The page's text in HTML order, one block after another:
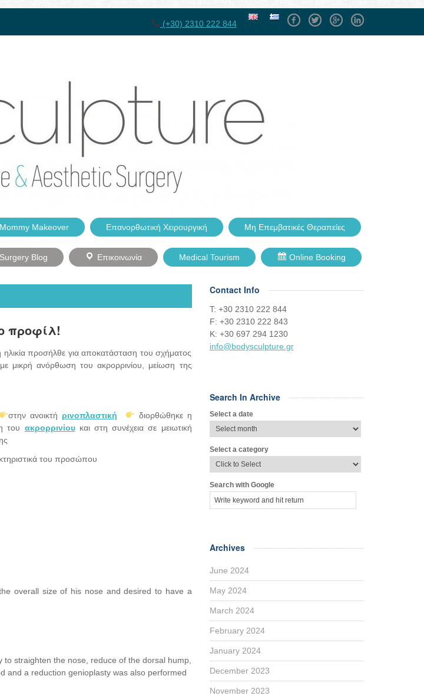
(+30) 2310 222 844
FacebookTwitterGPlus Linkedin
Mommy Makeover Επανορθωτική Χειρουργική Μη Επεμβατικές Θεραπείες
Blog Επικοινωνία Medical Tourism Online Booking
προφίλ!
προσήλθε για αποκατάσταση του σχήματος
μικρή ανόρθωση του ακρορρινίου, μείωση της
στην ανοικτή ρινοπλαστική
διορθώθηκε η
του ακρορρινίουκαι στη συνέχεια σε μειωτική
του προσώπου
overall size of his nose and desired to have a
straighten the nose, reduce of the dorsal hump,
and a reduction genioplasty was also performed
Contact Info
Τ: +30 2310 222 844
F: +30 2310 222 843
Κ: +30 697 294 1230
info@bodysculpture.gr
Search In Archive
Select a date
Select a category
Search with Google
Archives
June 2024
May 2024
March 2024
February 2024
January 2024
December 2023
November 2023